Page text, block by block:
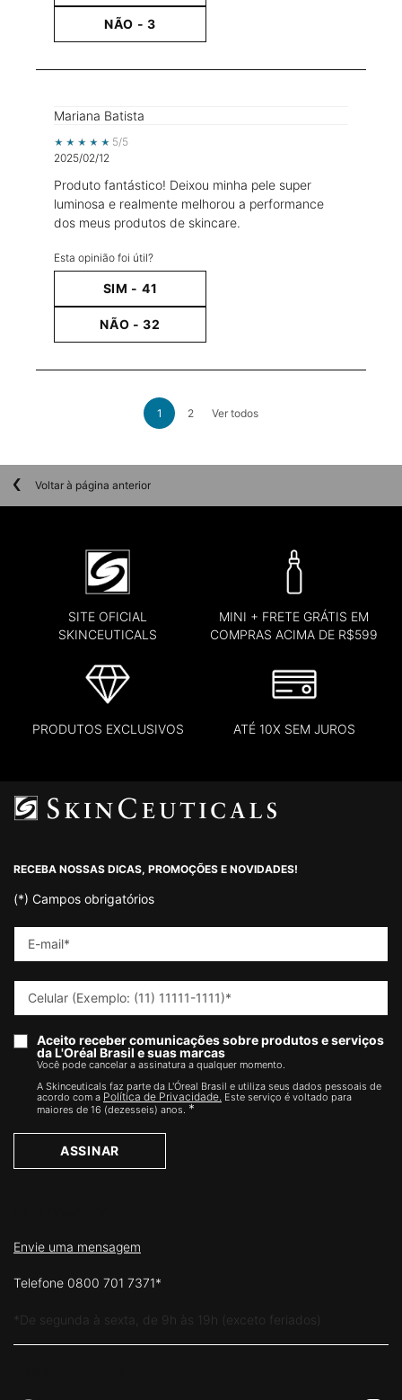
NÃO -3
Mariana Batista
5 out of 5 stars.
5/5
2025/02/12
Produto fantástico! Deixou minha pele super
luminosa e realmente melhorou a performance
dos meus produtos de skincare.
Esta opinião foi útil?
SIM - 41
NÃO -32
Page 1 of 2. Current page
1 2 Ver todos
Voltar à página anterior
SITE OFICIAL
SKINCEUTICALS
MINI + FRETE GRÁTIS EM
COMPRAS ACIMA DE R$599
PRODUTOS EXCLUSIVOS ATÉ 10X SEM JUROS
RECEBA NOSSAS DICAS, PROMOÇÕES E NOVIDADES!
(*) Campos obrigatórios
E-mail*
Celular (Exemplo: (11) 11111-1111)*
Aceito receber comunicações sobre produtos e serviços
da L'Oréal Brasil e suas marcas
Você pode cancelar a assinatura a qualquer momento.​
A Skinceuticals faz parte da L'Óreal Brasil e utiliza seus dados pessoais de
acordo com a Política de Privacidade. Este serviço é voltado para
maiores de 16 (dezesseis) anos. *
ASSINAR
Envie uma mensagem
Telefone 0800 701 7371*
*De segunda à sexta, de 9h às 19h (exceto feriados)